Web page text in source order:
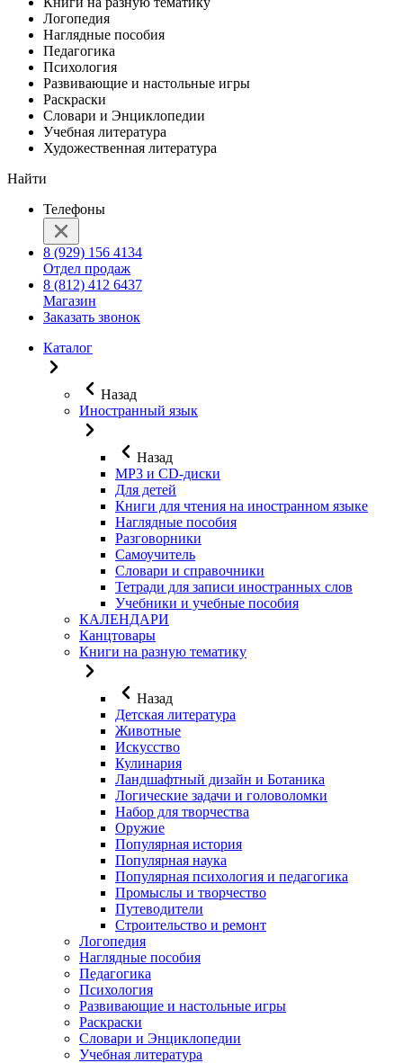
Логопедия
Наглядные пособия
Педагогика
Психология
Развивающие и настольные игры
Раскраски
Словари и Энциклопедии
Учебная литература
Художественная литература
Найти
Телефоны
8 (929) 156 4134
Отдел продаж
8 (812) 412 6437
Магазин
Заказать звонок
Каталог
Назад
Иностранный язык
Назад
MP3 и CD-диски
Для детей
Книги для чтения на иностранном языке
Наглядные пособия
Разговорники
Самоучитель
Словари и справочники
Тетради для записи иностранных слов
Учебники и учебные пособия
КАЛЕНДАРИ
Канцтовары
Книги на разную тематику
Назад
Детская литература
Животные
Искусство
Кулинария
Ландшафтный дизайн и Ботаника
Логические задачи и головоломки
Набор для творчества
Оружие
Популярная история
Популярная наука
Популярная психология и педагогика
Промыслы и творчество
Путеводители
Строительство и ремонт
Логопедия
Наглядные пособия
Педагогика
Психология
Развивающие и настольные игры
Раскраски
Словари и Энциклопедии
Учебная литература